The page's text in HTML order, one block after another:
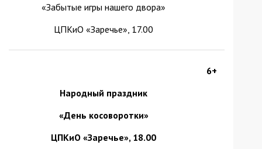
«Забытые игры нашего двора»
ЦПКиО «Заречье», 17.00
Народный праздник
«День косоворотки»
ЦПКиО «Заречье», 18.00
6+